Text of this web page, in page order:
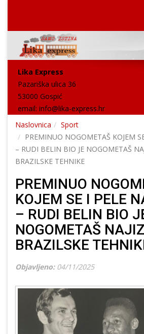
Lika Express
Pazariška ulica 36
53000 Gospić
email: info@lika-express.hr
Naslovnica
Sport
PREMINUO NOGOMETAŠ KOJEM
– RUDI BELIN BIO JE NOGOMETAŠ
BRAZILSKE TEHNIKE
PREMINUO
KOJEM SE I PELE
– RUDI BELIN BIO
NOGOMETAŠ
BRAZILSKE
Objavljeno: 04/11/2025